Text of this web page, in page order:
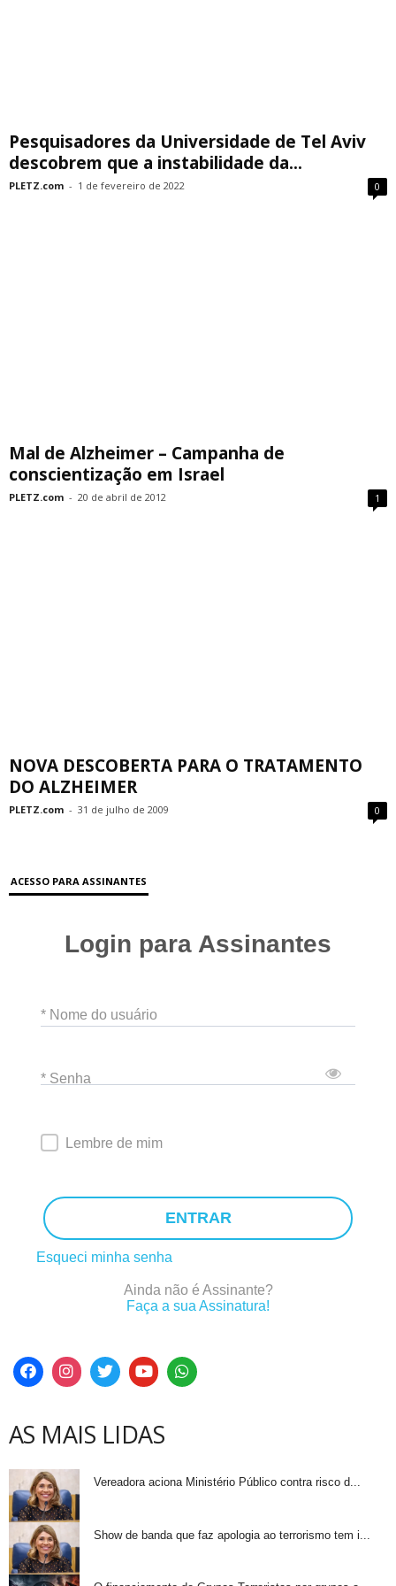
Pesquisadores da Universidade de Tel Aviv
descobrem que a instabilidade da...
PLETZ.com - 1 de fevereiro de 2022 0
Mal de Alzheimer – Campanha de
conscientização em Israel
PLETZ.com - 20 de abril de 2012 1
NOVA DESCOBERTA PARA O TRATAMENTO
DO ALZHEIMER
PLETZ.com - 31 de julho de 2009 0
ACESSO PARA ASSINANTES
Login para Assinantes
* Nome do usuário
* Senha
Lembre de mim
ENTRAR
Esqueci minha senha
Ainda não é Assinante?
Faça a sua Assinatura!
AS MAIS LIDAS
Vereadora aciona Ministério Público contra risco d...
Show de banda que faz apologia ao terrorismo tem i...